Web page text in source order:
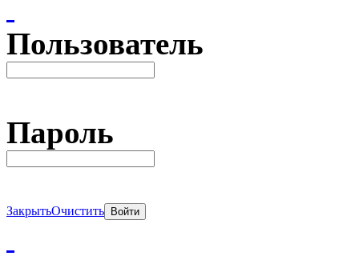
Пользователь
Пароль
ЗакрытьОчистить